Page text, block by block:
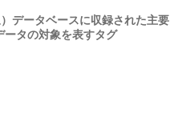
データベースに収録された主要
ータの対象を表すタグ